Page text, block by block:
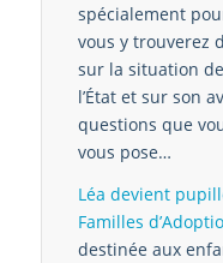
spécialement
vous y trouverez
sur la situation
l’État et sur son
questions que
vous pose…
Léa devient
Familles
destinée aux